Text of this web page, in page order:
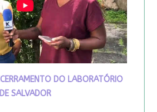
DO LABORATÓRIO
DE SALVADOR